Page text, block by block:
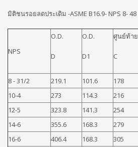
มิติชนรอยลดประเดิม -ASME B16.9- NPS 8- 48
NPS
O.D.
D
O.D.
D1
ศูนย์ท้าย
C
8 - 31/2 219.1 101.6 178
10-4
273 114.3 216
12-5
323.8 141.3 254
14-6
355.6 168.3 279
16-6
406.4 168.3 305